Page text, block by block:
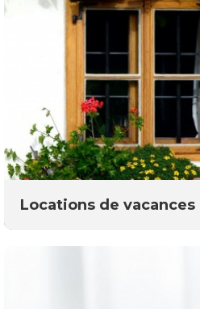
Locations de vacances